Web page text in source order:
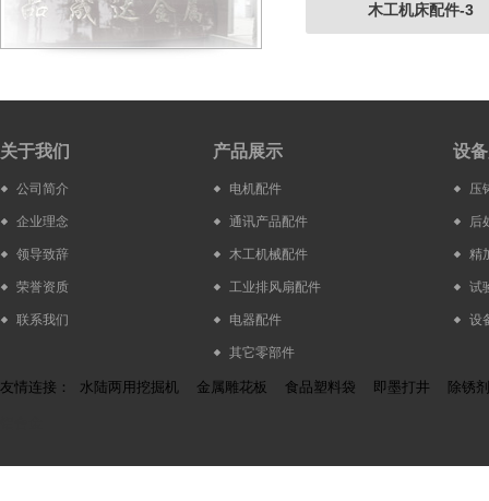
木工机床配件-3
关于我们
公司简介
企业理念
领导致辞
荣誉资质
联系我们
产品展示
电机配件
通讯产品配件
木工机械配件
工业排风扇配件
电器配件
其它零部件
设
压
后
精
试
设
友情连接： 水陆两用挖掘机 金属雕花板 食品塑料袋 即墨打井 除锈剂